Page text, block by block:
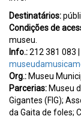
Destinatários:
Condições de
museu.
Info.:212 381 083 |
Org.: Museu
Parcerias: Museu
Gigantes (FIG);
da Gaita de foles;